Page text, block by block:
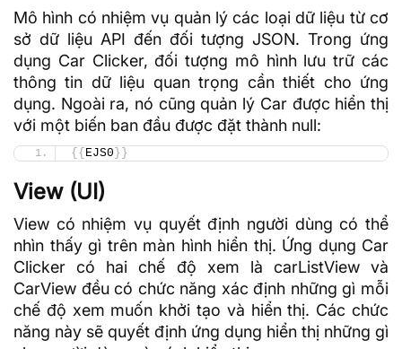
Mô hình có nhiệm vụ quản lý các loại dữ liệu từ cơ
sở dữ liệu API đến đối tượng JSON. Trong ứng
dụng Car Clicker, đối tượng mô hình lưu trữ các
thông tin dữ liệu quan trọng cần thiết cho ứng
dụng. Ngoài ra, nó cũng quản lý Car được hiển thị
với một biến ban đầu được đặt thành null:
{{ EJS0 }}
View (UI)
View có nhiệm vụ quyết định người dùng có thể
nhìn thấy gì trên màn hình hiển thị. Ứng dụng Car
Clicker có hai chế độ xem là carListView và
CarView đều có chức năng xác định những gì mỗi
chế độ xem muốn khởi tạo và hiển thị. Các chức
năng này sẽ quyết định ứng dụng hiển thị những gì